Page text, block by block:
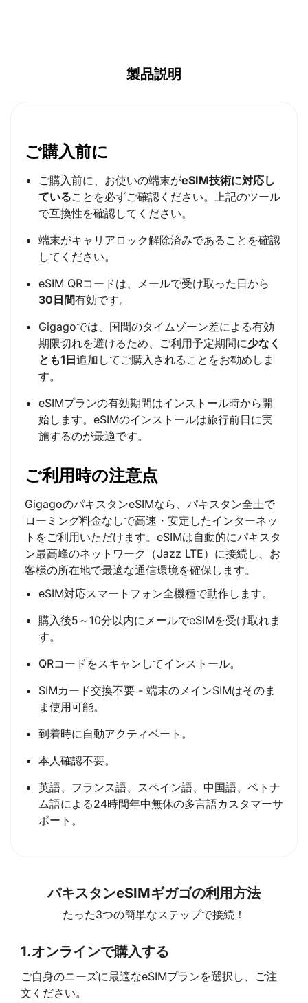
製品説明
ご購入前に
ご購入前に、お使いの端末がeSIM技術に対応し
ていることを必ずご確認ください。上記のツール
で互換性を確認してください。
端末がキャリアロック解除済みであることを確認
してください。
eSIM QRコードは、メールで受け取った日から
30日間有効です。
Gigagoでは、国間のタイムゾーン差による有効
期限切れを避けるため、ご利用予定期間に少なく
とも1日追加してご購入されることをお勧めしま
す。
eSIMプランの有効期間はインストール時から開
始します。eSIMのインストールは旅行前日に実
施するのが最適です。
ご利用時の注意点
GigagoのパキスタンeSIMなら、パキスタン全土で
ローミング料金なしで高速・安定したインターネッ
トをご利用いただけます。eSIMは自動的にパキスタ
ン最高峰のネットワーク（Jazz LTE）に接続し、お
客様の所在地で最適な通信環境を確保します。
eSIM対応スマートフォン全機種で動作します。
購入後5～10分以内にメールでeSIMを受け取れま
す。
QRコードをスキャンしてインストール。
SIMカード交換不要 - 端末のメインSIMはそのま
ま使用可能。
到着時に自動アクティベート。
本人確認不要。
英語、フランス語、スペイン語、中国語、ベトナ
ム語による24時間年中無休の多言語カスタマーサ
ポート。
パキスタンeSIMギガゴの利用方法
たった3つの簡単なステップで接続！
1.オンラインで購入する
ご自身のニーズに最適なeSIMプランを選択し、ご注
文ください。